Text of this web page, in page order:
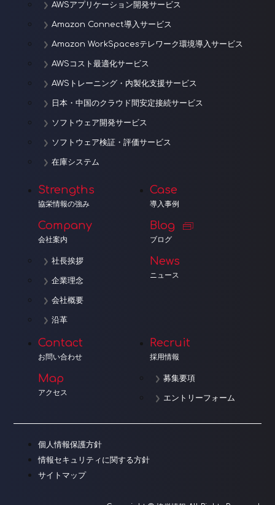
AWSアプリケーション開発サービス
Amazon Connect導入サービス
Amazon WorkSpacesテレワーク環境導入サービス
AWSコスト最適化サービス
AWSトレーニング・内製化支援サービス
日本・中国のクラウド間安定接続サービス
ソフトウェア開発サービス
ソフトウェア検証・評価サービス
在庫システム
Strengths
協栄情報の強み
Company
会社案内
社長挨拶
企業理念
会社概要
沿革
Case
導入事例
Blog
ブログ
News
ニュース
Contact
お問い合わせ
Map
アクセス
Recruit
採用情報
募集要項
エントリーフォーム
個人情報保護方針
情報セキュリティに関する方針
サイトマップ